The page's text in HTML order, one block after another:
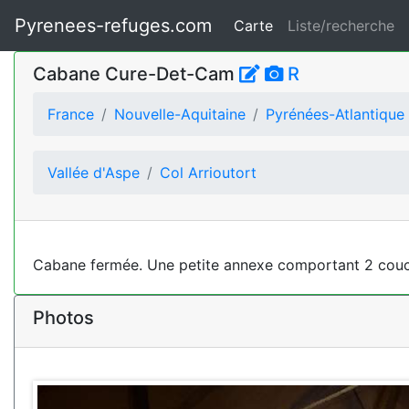
Pyrenees-refuges.com Carte Liste/recherche
Cabane Cure-Det-Cam R
France Nouvelle-Aquitaine Pyrénées-Atlantique
Vallée d'Aspe Col Arrioutort
Cabane fermée. Une petite annexe comportant 2
Photos